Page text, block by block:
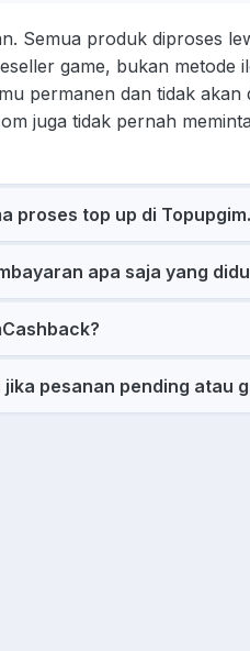
Semua produk diproses
game, bukan metode
permanen dan tidak akan
juga tidak pernah
proses top up di
apa saja yang
jika pesanan pending atau